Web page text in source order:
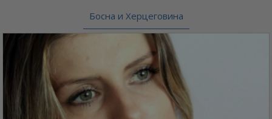
Босна и Херцеговина